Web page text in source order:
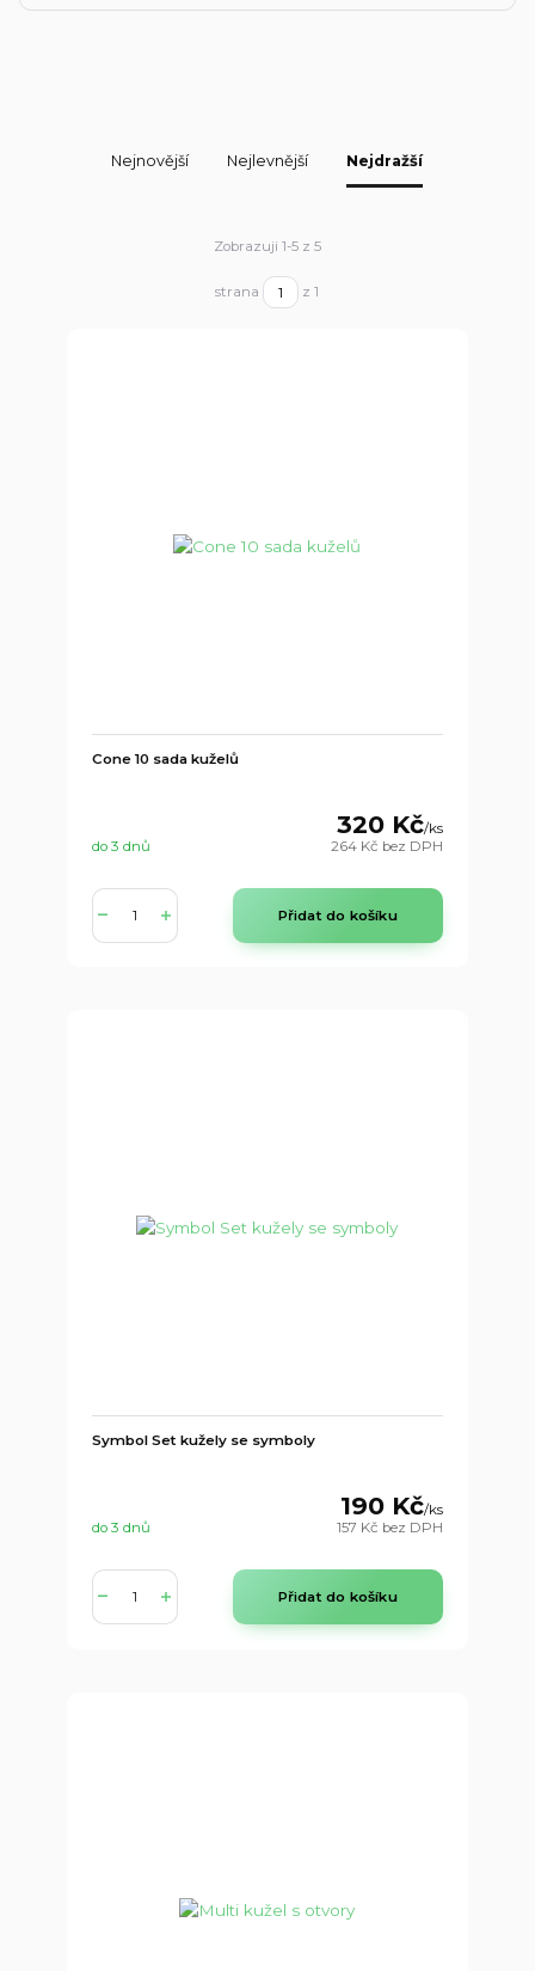
Nejnovější Nejlevnější Nejdražší
Zobrazuji 1-5 z 5
strana z 1
Cone 10 sada kuželů
320 Kč/ks
264 Kč bez DPH
do 3 dnů
Přidat do košíku
Symbol Set kužely se symboly
190 Kč/ks
157 Kč bez DPH
do 3 dnů
Přidat do košíku